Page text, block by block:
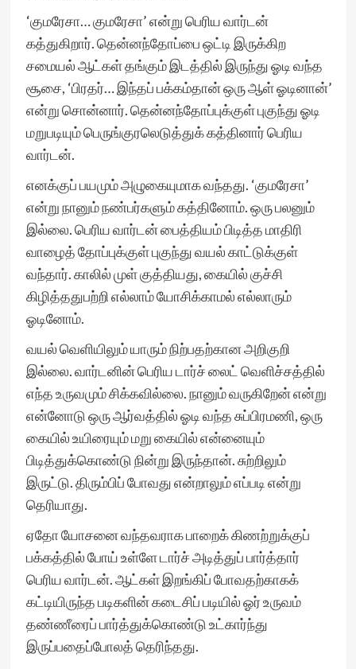
‘குமரேசா… குமரேசா’ என்று பெரிய வார்டன்
கத்துகிறார். தென்னந்தோப்பை ஒட்டி இருக்கிற
சமையல் ஆட்கள் தங்கும் இடத்தில் இருந்து ஓடி வந்த
சூசை, ‘பிரதர்… இந்தப் பக்கம்தான் ஒரு ஆள் ஓடினான்’
என்று சொன்னார். தென்னந்தோப்புக்குள் புகுந்து ஓடி
மறுபடியும் பெருங்குரலெடுத்துக் கத்தினார் பெரிய
வார்டன்.
எனக்குப் பயமும் அழுகையுமாக வந்தது. ‘குமரேசா’
என்று நானும் நண்பர்களும் கத்தினோம். ஒரு பலனும்
இல்லை. பெரிய வார்டன் பைத்தியம் பிடித்த மாதிரி
வாழைத் தோப்புக்குள் புகுந்து வயல் காட்டுக்குள்
வந்தார். காலில் முள் குத்தியது, கையில் குச்சி
கிழித்ததுபற்றி எல்லாம் யோசிக்காமல் எல்லாரும்
ஓடினோம்.
வயல் வெளியிலும் யாரும் நிற்பதற்கான அறிகுறி
இல்லை. வார்டனின் பெரிய டார்ச் லைட் வெளிச்சத்தில்
எந்த உருவமும் சிக்கவில்லை. நானும் வருகிறேன் என்று
என்னோடு ஒரு ஆர்வத்தில் ஓடி வந்த சுப்பிரமணி, ஒரு
கையில் உயிரையும் மறு கையில் என்னையும்
பிடித்துக்கொண்டு நின்று இருந்தான். சுற்றிலும்
இருட்டு. திரும்பிப் போவது என்றாலும் எப்படி என்று
தெரியாது.
ஏதோ யோசனை வந்தவராக பாறைக் கிணற்றுக்குப்
பக்கத்தில் போய் உள்ளே டார்ச் அடித்துப் பார்த்தார்
பெரிய வார்டன். ஆட்கள் இறங்கிப் போவதற்காகக்
கட்டியிருந்த படிகளின் கடைசிப் படியில் ஓர் உருவம்
தண்ணீரைப் பார்த்துக்கொண்டு உட்கார்ந்து
இருப்பதைப்போலத் தெரிந்தது.